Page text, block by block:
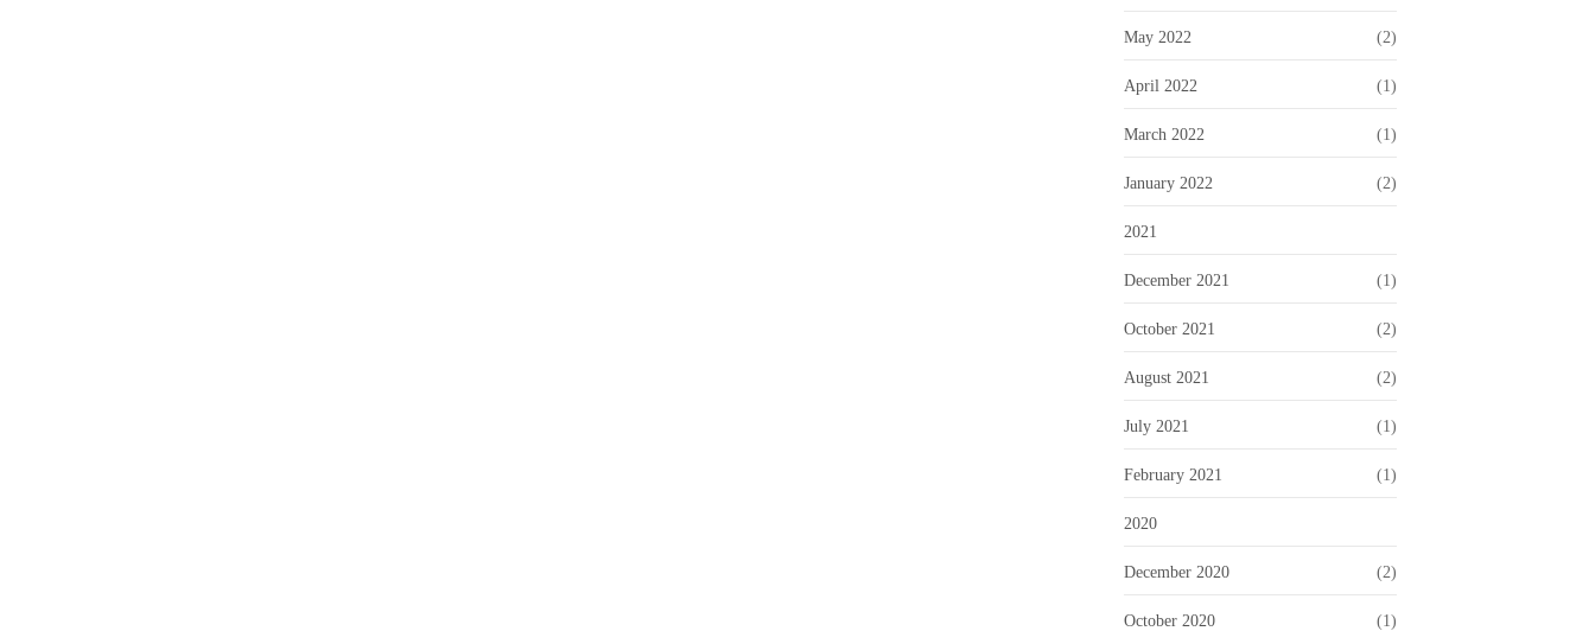
May 2022 (2)
April 2022 (1)
March 2022 (1)
January 2022 (2)
2021
December 2021 (1)
October 2021 (2)
August 2021 (2)
July 2021 (1)
February 2021 (1)
2020
December 2020 (2)
October 2020 (1)